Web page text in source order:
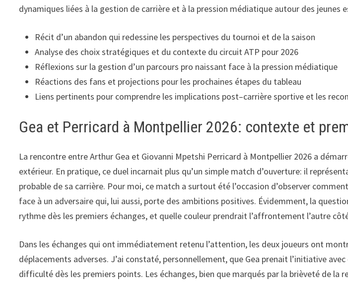
dynamiques liées à la gestion de carrière et à la pression médiatique autour des jeunes
Récit d’un abandon qui redessine les perspectives du tournoi et de la saison
Analyse des choix stratégiques et du contexte du circuit ATP pour 2026
Réflexions sur la gestion d’un parcours pro naissant face à la pression médiatique
Réactions des fans et projections pour les prochaines étapes du tableau
Liens pertinents pour comprendre les implications post–carrière sportive et les
Gea et Perricard à Montpellier 2026: contexte et
La rencontre entre Arthur Gea et Giovanni Mpetshi Perricard à Montpellier 2026 a
extérieur. En pratique, ce duel incarnait plus qu’un simple match d’ouverture: il
probable de sa carrière. Pour moi, ce match a surtout été l’occasion d’observer
face à un adversaire qui, lui aussi, porte des ambitions positives. Évidemment, la
rythme dès les premiers échanges, et quelle couleur prendrait l’affrontement l’autre
Dans les échanges qui ont immédiatement retenu l’attention, les deux joueurs ont
déplacements adverses. J’ai constaté, personnellement, que Gea prenait l’initiative
difficulté dès les premiers points. Les échanges, bien que marqués par la brièveté de la